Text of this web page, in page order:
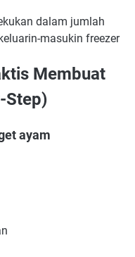
dalam jumlah
masukin freezer
Membuat
Step)
ayam